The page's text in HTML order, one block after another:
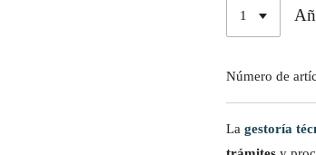
Número de
La gestoría